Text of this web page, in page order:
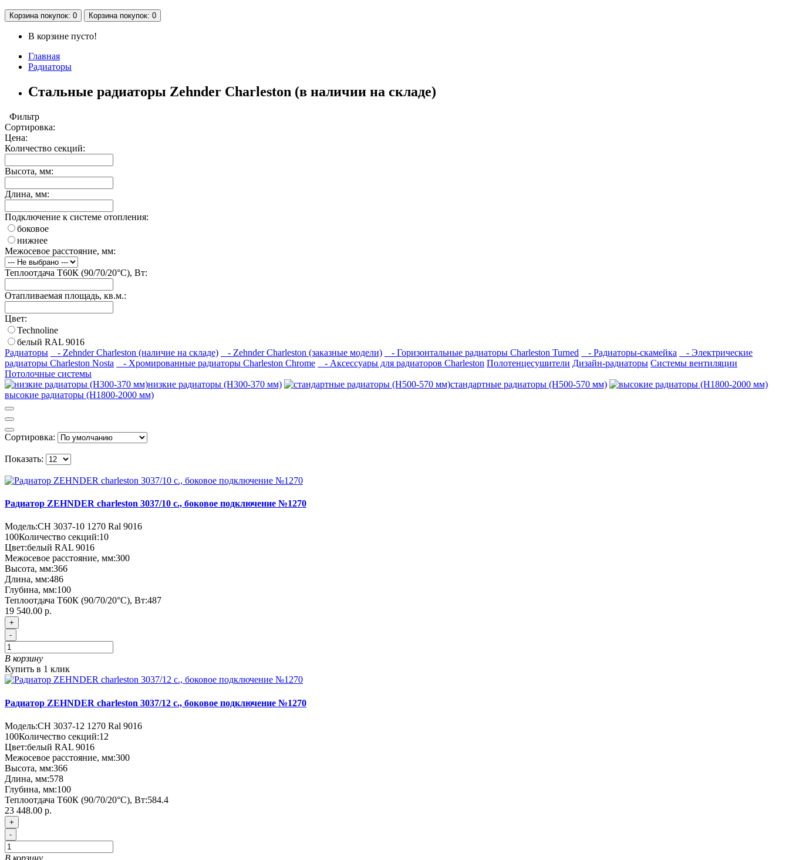
Корзинапокупок: 0 Корзинапокупок: 0
В корзине пусто!
Главная
Радиаторы
Стальные радиаторы Zehnder Charleston (в наличии на складе)
Фильтр
Сортировка:
Цена:
Количество секций:
Высота, мм:
Длина, мм:
Подключение к системе отопления:
боковое
нижнее
Межосевое расстояние, мм:
Теплоотдача Т60К (90/70/20°C), Вт:
Отапливаемая площадь, кв.м.:
Цвет:
Technoline
белый RAL 9016
Радиаторы
- Zehnder Charleston (наличие на складе) - Zehnder Charleston (заказные модели) - Горизонтальные радиаторы Charleston Turned - Радиаторы-скамейка
- Электрические
радиаторы Charleston Nosta
- Хромированные радиаторы Charleston Chrome - Аксессуары для радиаторов Charleston Полотенцесушители Дизайн-радиаторы Системы вентиляции
Потолочные системы
низкие радиаторы (H300-370 мм)
стандартные радиаторы (H500-570 мм)
высокие радиаторы (H1800-2000 мм)
Сортировка:
Показать:
Радиатор ZEHNDER charleston 3037/10 с., боковое подключение №1270
Модель:CH 3037-10 1270 Ral 9016
100Количество секций:10
Цвет:белый RAL 9016
Межосевое расстояние, мм:300
Высота, мм:366
Длина, мм:486
Глубина, мм:100
Теплоотдача Т60К (90/70/20°C), Вт:487
19 540.00 р.
+
-
В корзину
Купить в 1 клик
Радиатор ZEHNDER charleston 3037/12 с., боковое подключение №1270
Модель:CH 3037-12 1270 Ral 9016
100Количество секций:12
Цвет:белый RAL 9016
Межосевое расстояние, мм:300
Высота, мм:366
Длина, мм:578
Глубина, мм:100
Теплоотдача Т60К (90/70/20°C), Вт:584.4
23 448.00 р.
+
-
В корзину